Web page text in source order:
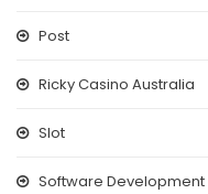
Post
Ricky Casino Australia
Slot
Software Development